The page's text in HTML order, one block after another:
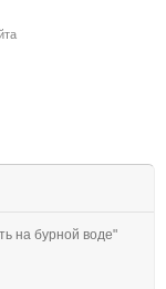
на бурной воде"